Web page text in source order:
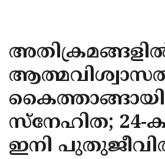
KANNUR
KASARAGOD
കൈത്താങ്ങായി
സ്നേഹിത; 24-
ഇനി